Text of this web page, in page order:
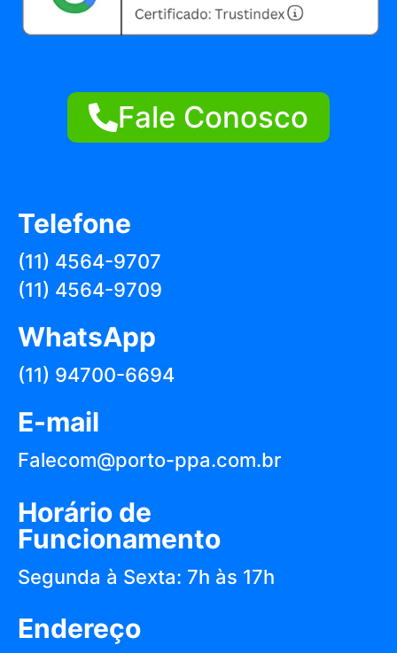
Fale Conosco
Telefone
(11) 4564-9707
(11) 4564-9709
WhatsApp
(11) 94700-6694
E-mail
Falecom@porto-ppa.com.br
Horário de
Funcionamento
Segunda à Sexta: 7h às 17h
Endereço